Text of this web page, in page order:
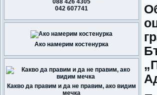
088 426 4305
042 607741
Ако намерим костенурка
Какво да правим и да не правим, ако видим
мечка